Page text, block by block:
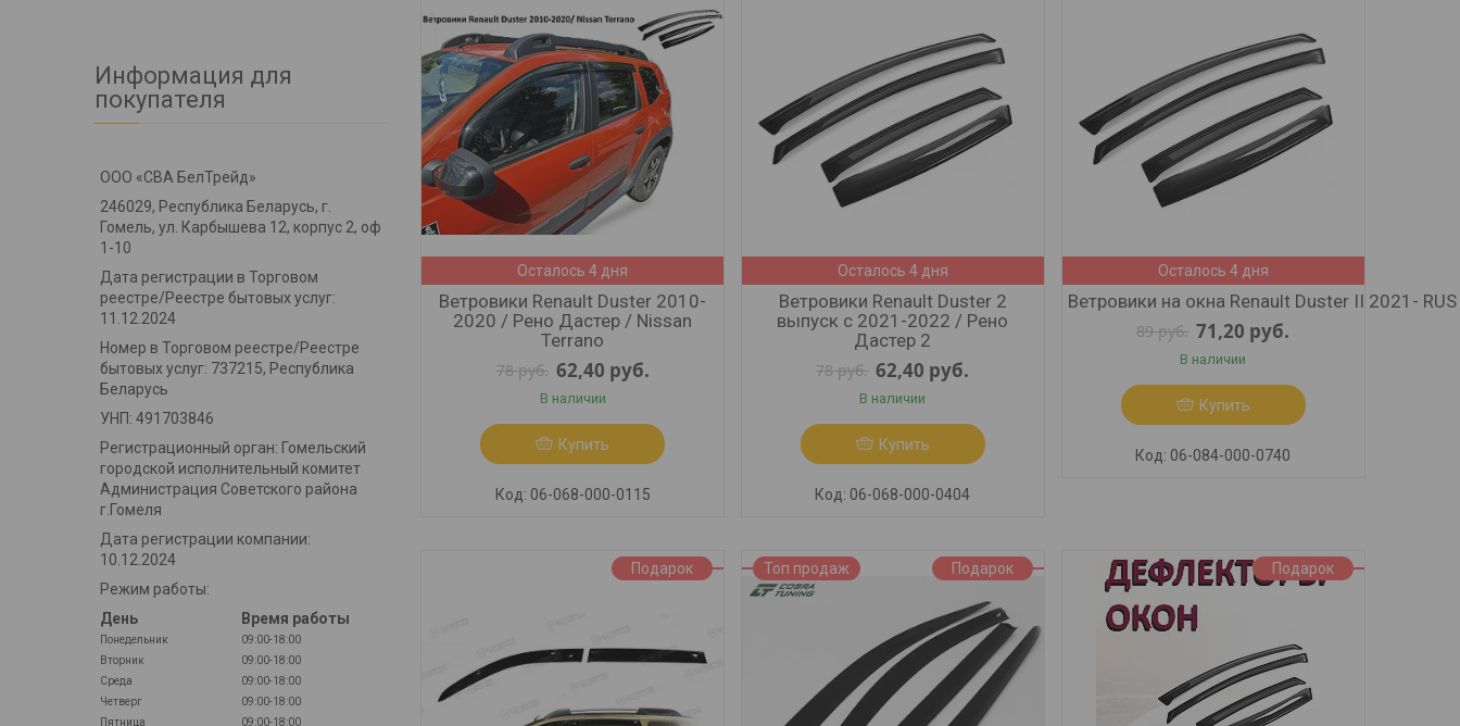
Осталось 4 дня
Ветровики Renault Duster 2010-
2020 / Рено Дастер / Nissan
Terrano
78руб. 62,40 руб.
В наличии
Купить
06-068-000-0115
Осталось 4 дня
Ветровики Renault Duster 2
выпуск с 2021-2022 / Рено
Дастер 2
78руб. 62,40 руб.
В наличии
Купить
06-068-000-0404
Осталось 4 дня
Ветровики на окна Renault Duster II 2021-
89руб. 71,20 руб.
В наличии
Купить
06-084-000-0740
Подарок Топ продаж Подарок Подарок
Информация для
покупателя
ООО «СВА БелТрейд»
246029, Республика Беларусь, г.
Гомель, ул. Карбышева 12, корпус 2, оф
1-10
Дата регистрации в Торговом
реестре/Реестре бытовых услуг:
11.12.2024
Номер в Торговом реестре/Реестре
бытовых услуг: 737215, Республика
Беларусь
УНП: 491703846
Регистрационный орган: Гомельский
городской исполнительный комитет
Администрация Советского района
г.Гомеля
Дата регистрации компании:
10.12.2024
Режим работы:
День
Время работы
Понедельник
09:00-18:00
Вторник
09:00-18:00
Среда
09:00-18:00
Четверг
09:00-18:00
Пятница
09:00-18:00